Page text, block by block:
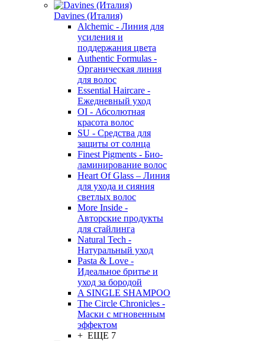
Davines (Италия)
Alchemic - Линия для
усиления и
поддержания цвета
Authentic Formulas -
Органическая линия
для волос
Essential Haircare -
Eжедневный уход
OI - Абсолютная
красота волос
SU - Средства для
защиты от солнца
Finest Pigments - Био-
ламинирование волос
Heart Of Glass – Линия
для ухода и сияния
светлых волос
More Inside -
Авторские продукты
для стайлинга
Natural Tech -
Натуральный уход
Pasta & Love -
Идеальное бритье и
уход за бородой
A SINGLE SHAMPOO
The Circle Chronicles -
Маски с мгновенным
эффектом
+ ЕЩЕ 7